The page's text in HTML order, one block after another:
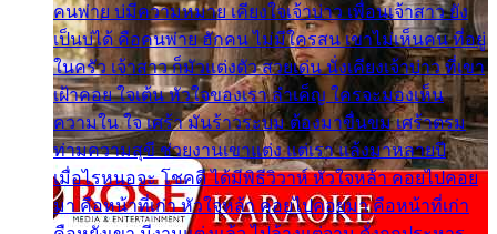
คนพ่าย บ่มีความหมาย เคียงใจเจ้าบ่าว เพื่อนเจ้าสาว ยัง
เป็นบ่ได้ คือคนพ่าย ฮักคน ไม่มีใครสน เขาไม่เห็นคน ที่อยู่
ในครัว เจ้าสาว ก็มัวแต่งตัว สวยเด่น นั่งเคียงเจ้าบ่าว ที่เขา
เฝ้าคอย ใจเต้น หัวใจของเรา ลำเค็ญ ใครจะมองเห็น
ความใน ใจ เศร้า มันร้าวระบม ต้องมาขื่นขม เศร้าตรม
ท่ามความสุขี ช่วยงานเขาแต่ง แต่เรา แล้งมาหลายปี
เมื่อไรหนอจะ โชคดี ได้มีพิธีวิวาห์ หัวใจหล้า คอยไปคอย
มา คือหน้าที่เก่า หัวใจหล้า คอยไปคอยมา คือหน้าที่เก่า